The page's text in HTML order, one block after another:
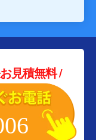
見積無料 /